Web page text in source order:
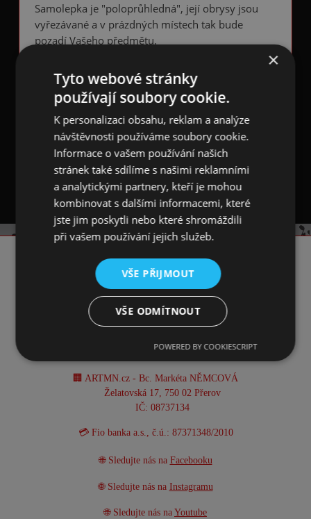
Samolepka je "poloprůhledná", její obrysy jsou
vyřezávané a v prázdných místech tak bude
pozadí Vašeho předmětu.
součástí samolepky, včetně návodu na aplikaci.
Materiál: PVC
Rozměr:
malá 17×9 cm (š×v)
velká 25×13 cm (š×v)
KONTAKT
☎️ +420 731 293 702
📧 info@artmn.cz
📦 Provozní doba: Po-Pá 8:00-15:30 h
🏢 ARTMN.cz - Bc. Markéta NĚMCOVÁ
Želatovská 17, 750 02 Přerov
IČ: 08737134
💳 Fio banka a.s., č.ú.: 87371348/2010
🌐 Sledujte nás na Facebooku
🌐 Sledujte nás na Instagramu
🌐 Sledujte nás na Youtube
×
Tyto webové stránky
používají soubory cookie.
K personalizaci obsahu, reklam a analýze
návštěvnosti používáme soubory cookie.
Informace o vašem používání našich
stránek také sdílíme s našimi reklamními
a analytickými partnery, kteří je mohou
kombinovat s dalšími informacemi, které
jste jim poskytli nebo které shromáždili
při vašem používání jejich služeb.
VŠE PŘIJMOUT
VŠE ODMÍTNOUT
POWERED BY COOKIESCRIPT